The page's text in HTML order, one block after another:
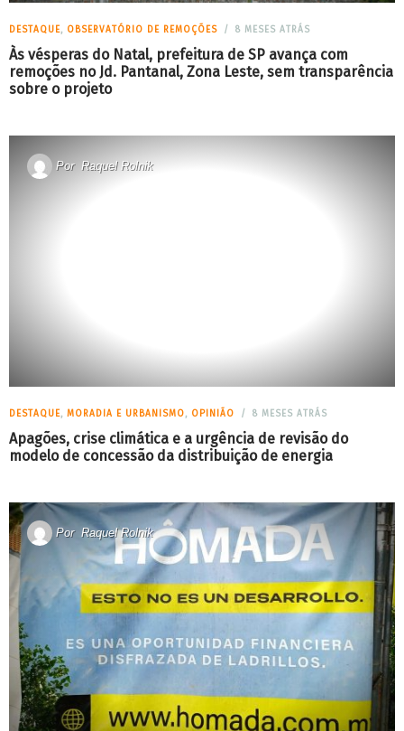
DESTAQUE, OBSERVATÓRIO DE REMOÇÕES 8 MESES ATRÁS
Às vésperas do Natal, prefeitura de SP avança com
remoções no Jd. Pantanal, Zona Leste, sem transparência
sobre o projeto
Por Raquel Rolnik
DESTAQUE, MORADIA E URBANISMO, OPINIÃO 8 MESES ATRÁS
Apagões, crise climática e a urgência de revisão do
modelo de concessão da distribuição de energia
Por Raquel Rolnik